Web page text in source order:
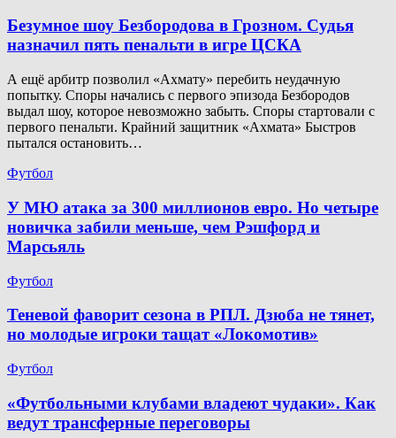
Безумное шоу Безбородова в Грозном. Судья
назначил пять пенальти в игре ЦСКА
А ещё арбитр позволил «Ахмату» перебить неудачную
попытку. Споры начались с первого эпизода Безбородов
выдал шоу, которое невозможно забыть. Споры стартовали с
первого пенальти. Крайний защитник «Ахмата» Быстров
пытался остановить…
Футбол
У МЮ атака за 300 миллионов евро. Но четыре
новичка забили меньше, чем Рэшфорд и
Марсьяль
Футбол
Теневой фаворит сезона в РПЛ. Дзюба не тянет,
но молодые игроки тащат «Локомотив»
Футбол
«Футбольными клубами владеют чудаки». Как
ведут трансферные переговоры